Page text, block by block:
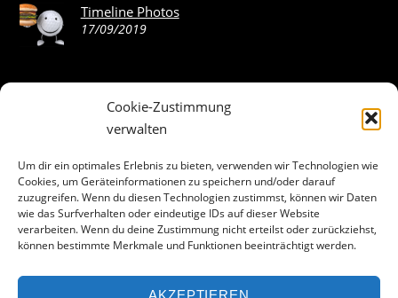
Cookie-Zustimmung
verwalten
Um dir ein optimales Erlebnis zu bieten, verwenden wir Technologien wie
Cookies, um Geräteinformationen zu speichern und/oder darauf
zuzugreifen. Wenn du diesen Technologien zustimmst, können wir Daten
wie das Surfverhalten oder eindeutige IDs auf dieser Website
verarbeiten. Wenn du deine Zustimmung nicht erteilst oder zurückziehst,
können bestimmte Merkmale und Funktionen beeinträchtigt werden.
Timeline Photos
17/09/2019
ABOUT THE LANDING THEME…
The Landing theme is a one-page design WordPress theme
that’s focused on getting your audience to follow-through
with your call-to-action. Built to work seamlessly with our
drag & drop Builder plugin, it gives you the ability to
customize the look and feel of your content.